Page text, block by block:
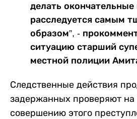
делать
расследуется самым
образом”, -
ситуацию старший
местной полиции
Следственные действия
задержанных проверяют на
совершению этого